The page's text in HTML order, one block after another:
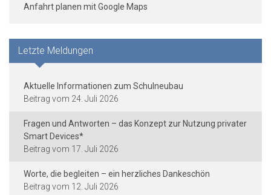
Anfahrt planen mit Google Maps
Letzte Meldungen
Aktuelle Informationen zum Schulneubau
24. Juli 2026
Fragen und Antworten – das Konzept zur Nutzung privater
Smart Devices*
17. Juli 2026
Worte, die begleiten – ein herzliches Dankeschön
12. Juli 2026